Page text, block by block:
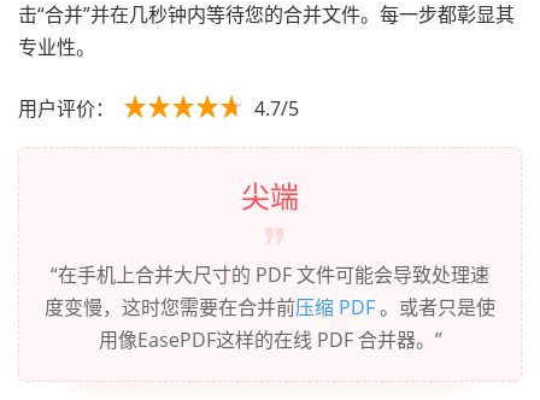
击“合并”并在几秒钟内等待您的合并文件。每一步都彰显其
专业性。
用户评价： 4.7/5
尖端
“在手机上合并大尺寸的 PDF 文件可能会导致处理速
度变慢，这时您需要在合并前压缩 PDF。或者只是使
用像EasePDF这样的在线 PDF 合并器。”